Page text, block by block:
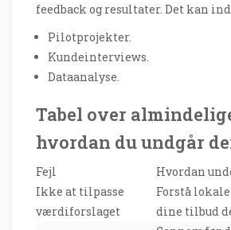
feedback og resultater. Det kan
Pilotprojekter.
Kundeinterviews.
Dataanalyse.
Tabel over
hvordan du undgår
Fejl
Hvordan
Ikke at tilpasse
værdiforslaget
Forstå
dine tilbud